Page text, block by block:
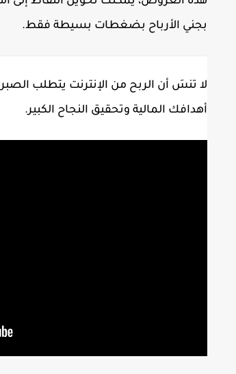
بجني الأرباح بضغطات بسيطة فقط.
لا تنسَ أن الربح من الإنترنت يتطلب
أهدافك المالية وتحقيق النجاح الكبير.